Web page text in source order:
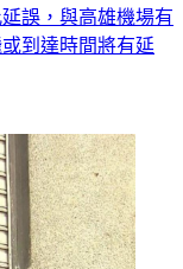
誤，與高雄機場有
到達時間將有延